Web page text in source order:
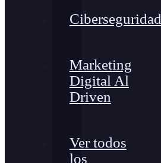
Ciberseguridad
Marketing
Digital Al
Driven
Ver todos
los